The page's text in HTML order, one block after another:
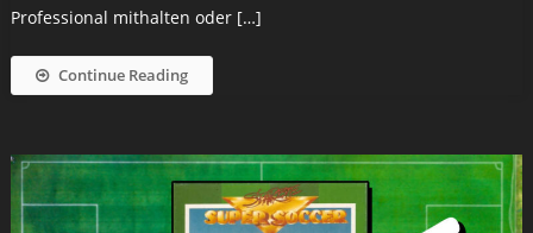
Professional mithalten oder […]
Continue Reading